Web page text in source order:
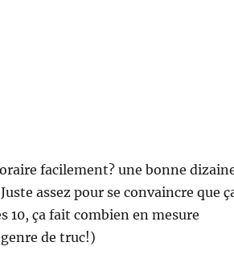
facilement? une bonne
assez pour se convaincre que
10, ça fait combien en mesure
de truc!)